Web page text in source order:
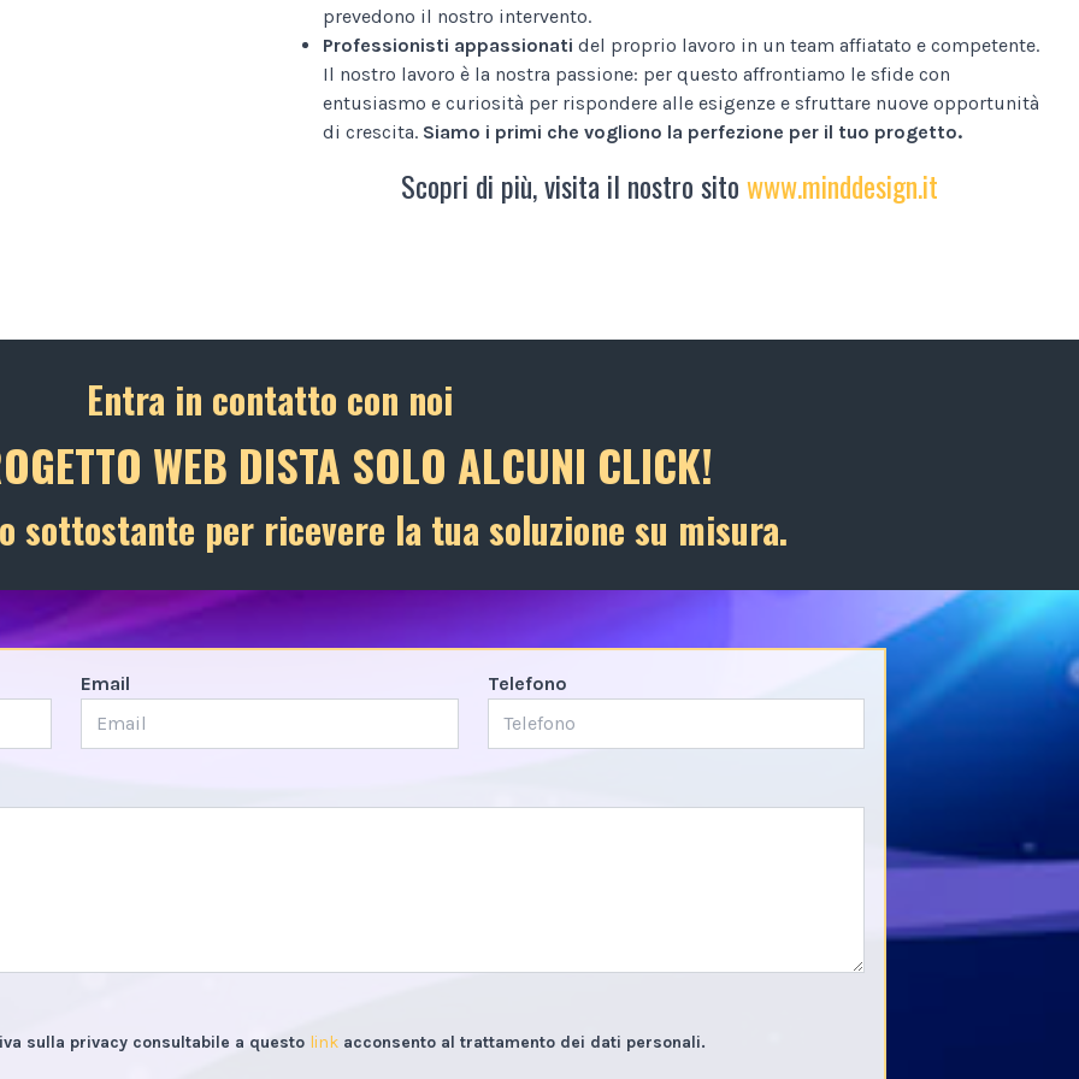
prevedono il nostro intervento.
Professionisti appassionati del proprio lavoro in un team affiatato e competente.
Il nostro lavoro è la nostra passione: per questo affrontiamo le sfide con
entusiasmo e curiosità per rispondere alle esigenze e sfruttare nuove opportunità
di crescita. Siamo i primi che vogliono la perfezione per il tuo progetto.
Scopri di più, visita il nostro sitowww.minddesign.it
Entra in contatto con noi
WEB DISTA SOLO ALCUNI CLICK!
sottostante per ricevere la tua soluzione su misura.
Email Telefono
sulla privacy consultabile a questo link acconsento al trattamento dei dati personali.